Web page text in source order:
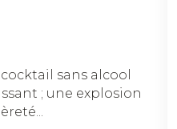
sans alcool
; une explosion